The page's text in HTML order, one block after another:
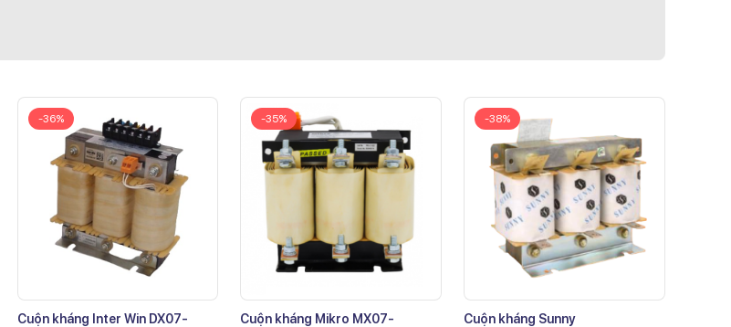
-36%
Cuộn kháng Inter Win DX07-
-35%
Cuộn kháng Mikro MX07-
-38%
Cuộn kháng Sunny